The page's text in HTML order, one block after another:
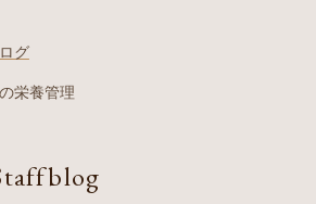
グ
栄養管理